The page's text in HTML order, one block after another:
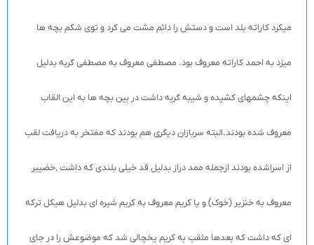
میکرد کاراته بلد است و دستش را دائم مشت می کرد و توی شکم بچه ها
میزد به احمد کاراته معروف بود. مصطفی معروف به مصطفی گربه بدلیل
اینکه چشمهای کشیده و شیبه گربه داشت در بین بچه ها به این القاب
معروف شده بودند.البته سربازان دیگری هم بودند که مفتخر به دریافت لقب
از اسراشده بودند ازجمله ممد دراز بدلیل قد خیلی بلندی که داشت ‚خضییر
معروف به خنزیر (خوک) و یا کریم معروف به کریم شیره ای بدلیل هیکل ترکه
ای که داشت که بعدها ملقب به کریم یخچالی شد که موضوعش را در جای